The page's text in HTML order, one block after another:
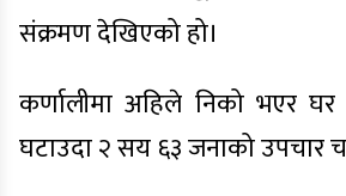
संक्रमण देखिएको हो।
कर्णालीमा अहिले निको भएर
घटाउदा २ सय ६३ जनाको उपचार